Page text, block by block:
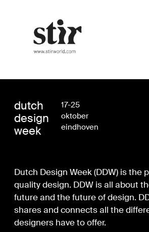
dutch
design
week
17-25
oktober
eindhoven
Dutch Design Week (DDW) is the
quality design. DDW is all about
future and the future of design.
shares and connects all the
designers have to offer.